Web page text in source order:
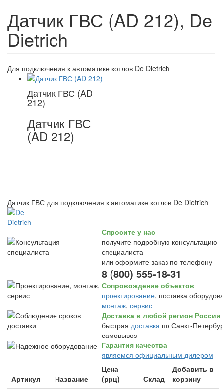
Датчик ГВС (AD 212), De
Dietrich
Для подключения к автоматике котлов De Dietrich
Датчик ГВС (AD
212)
Датчик ГВС
(AD 212)
Датчик ГВС для подключения к автоматике котлов De Dietrich
Спросите у нас
получите подробную консультацию
специалиста
или оформите заказ по телефону
8 (800) 555-18-31
Сопровождение объектов
проектирование, поставка
монтаж, сервис
Доставка в любой регион России
быстрая доставка по Санкт-
самовывоз
Гарантия качества
являемся официальным дилером
Артикул Название
Цена
(ррц)
Склад
Добавить в
корзину